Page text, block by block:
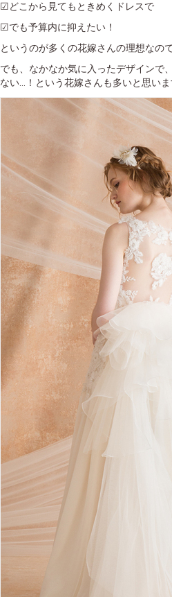
☑どこから見てもときめくドレスで
☑でも予算内に抑えたい！
というのが多くの花嫁さんの理想なの
でも、なかなか気に入ったデザインで
ない…！という花嫁さんも多いと思いま